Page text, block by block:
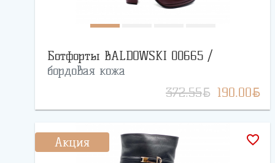
Ботфорты BALDOWSKI 00665 /
бордовая кожа
372.55BYN 190.00BYN
Акция favorite_border